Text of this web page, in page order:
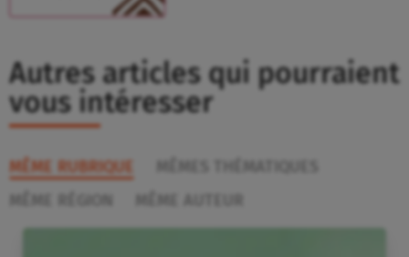
Autres articles qui pourraient
vous intéresser
MÊME RUBRIQUE